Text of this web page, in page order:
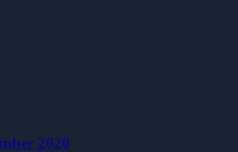
2020